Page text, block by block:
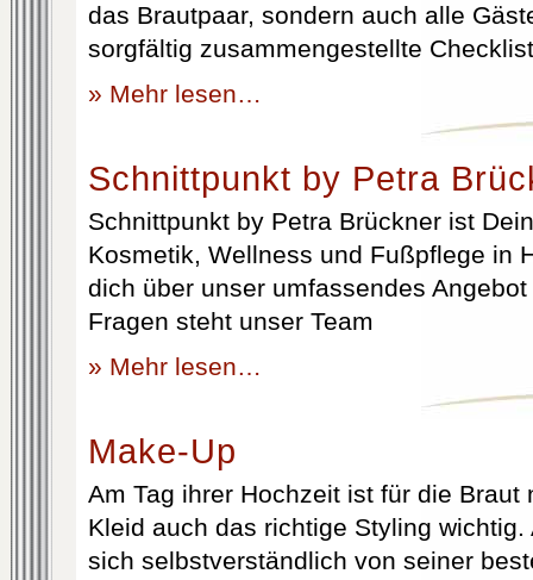
das Brautpaar, sondern auch alle
sorgfältig zusammengestellte
» Mehr lesen…
Schnittpunkt by Petra
Schnittpunkt by Petra Brückner ist
Kosmetik, Wellness und Fußpflege in
dich über unser umfassendes
Fragen steht unser Team
» Mehr lesen…
Make-Up
Am Tag ihrer Hochzeit ist für die Braut
Kleid auch das richtige Styling
sich selbstverständlich von seiner